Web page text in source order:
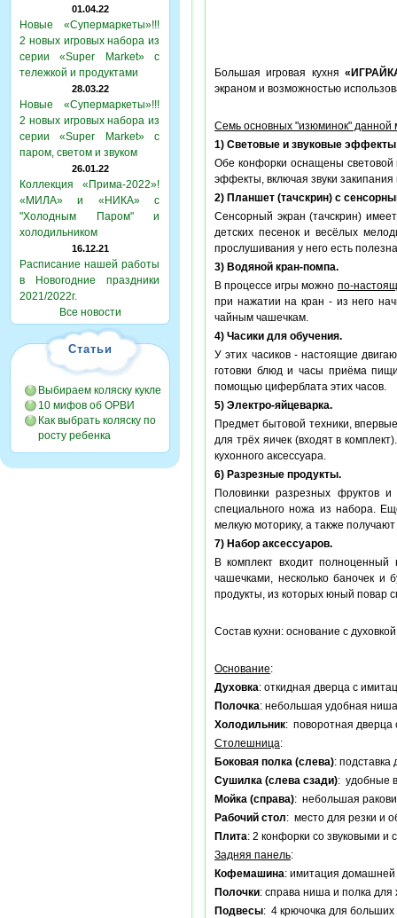
01.04.22
Новые «Супермаркеты»!!!
2 новых игровых набора из
серии «Super Market» с
тележкой и продуктами
28.03.22
Новые «Супермаркеты»!!!
2 новых игровых набора из
серии «Super Market» с
паром, светом и звуком
26.01.22
Коллекция «Прима-2022»!
«МИЛА» и «НИКА» с
"Холодным Паром" и
холодильником
16.12.21
Расписание нашей работы
в Новогодние праздники
2021/2022г.
Все новости
Статьи
Выбираем коляску кукле
10 мифов об ОРВИ
Как выбрать коляску по
росту ребенка
Большая игровая кухня
экраном и возможностью
Семь основных "изюминок" данной
1) Световые и звуковые
Обе конфорки оснащены световой
эффекты, включая звуки
2) Планшет (тачскрин) с
Сенсорный экран (тачскрин)
детских песенок и весёлых
прослушивания у него есть
3) Водяной кран-помпа.
В процессе игры можно по-
при нажатии на кран - из него
чайным чашечкам.
4) Часики для обучения.
У этих часиков - настоящие
готовки блюд и часы приёма
помощью циферблата этих часов.
5) Электро-яйцеварка.
Предмет бытовой техники,
для трёх яичек (входят в
кухонного аксессуара.
6) Разрезные продукты.
Половинки разрезных фруктов
специального ножа из набора.
мелкую моторику, а также
7) Набор аксессуаров.
В комплект входит полноценный
чашечками, несколько баночек
продукты, из которых юный повар
Состав кухни: основание с
Основание:
Духовка: откидная дверца с
Полочка: небольшая удобная ниша
Холодильник: поворотная дверца
Столешница:
Боковая полка (слева): подставка
Сушилка (слева сзади): удобные
Мойка (справа): небольшая
Рабочий стол: место для резки и
Плита: 2 конфорки со звуковыми
Задняя панель:
Кофемашина: имитация
Полочки: справа ниша и полка для
Подвесы: 4 крючочка для